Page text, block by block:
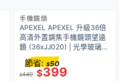
手機鏡頭
APEXEL APEXEL 升級36倍
高清外置調焦手機鏡頭望遠
鏡 (36xJJ020) | 光學玻璃鍍
膜+BK4棱鏡組合 | 高清分辨
率 | 望遠鏡功能 | 41433001
$449 $399
節省: $50